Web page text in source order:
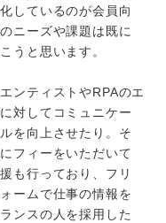
しているのが会員向
ニーズや課題は既に
うと思います。
ンティストやRPAのエ
対してコミュニケー
を向上させたり。そ
フィーをいただいて
も行っており、フリ
ームで仕事の情報を
ンスの人を採用した